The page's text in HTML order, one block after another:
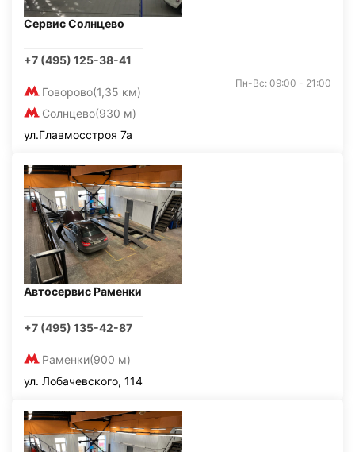
Сервис Солнцево
+7 (495) 125-38-41
Говорово(1,35 км)
Солнцево(930 м)
Пн-Вс: 09:00 - 21:00
ул.Главмосстроя 7а
Автосервис Раменки
+7 (495) 135-42-87
Раменки(900 м)
ул. Лобачевского, 114